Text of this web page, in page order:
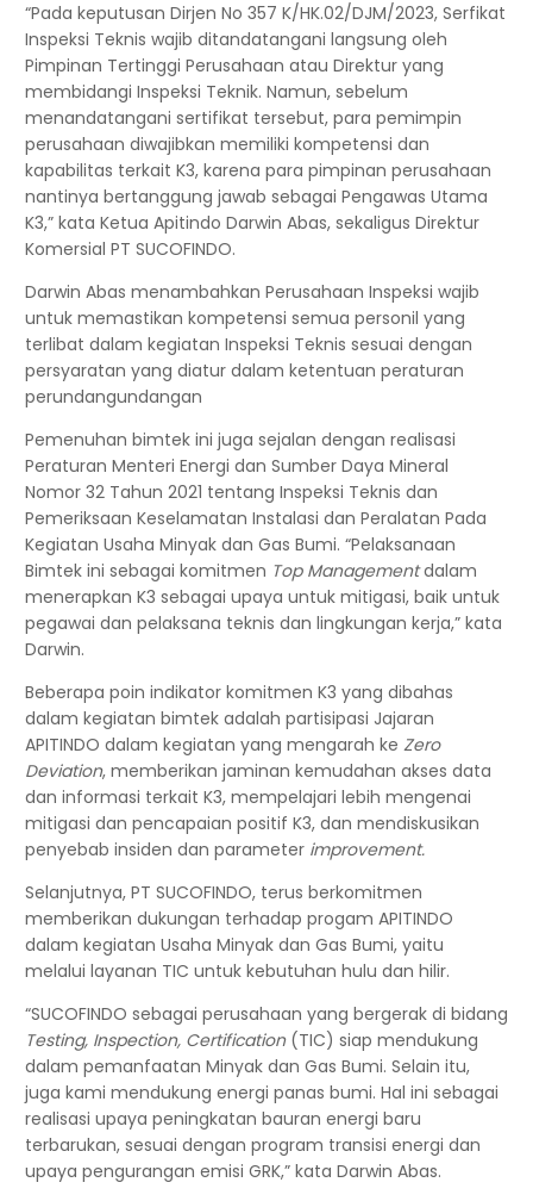
“Pada keputusan Dirjen No 357 K/HK.02/DJM/2023, Serfikat
Inspeksi Teknis wajib ditandatangani langsung oleh
Pimpinan Tertinggi Perusahaan atau Direktur yang
membidangi Inspeksi Teknik. Namun, sebelum
menandatangani sertifikat tersebut, para pemimpin
perusahaan diwajibkan memiliki kompetensi dan
kapabilitas terkait K3, karena para pimpinan perusahaan
nantinya bertanggung jawab sebagai Pengawas Utama
K3,” kata Ketua Apitindo Darwin Abas, sekaligus Direktur
Komersial PT SUCOFINDO.
Darwin Abas menambahkan Perusahaan Inspeksi wajib
untuk memastikan kompetensi semua personil yang
terlibat dalam kegiatan Inspeksi Teknis sesuai dengan
persyaratan yang diatur dalam ketentuan peraturan
perundangundangan
Pemenuhan bimtek ini juga sejalan dengan realisasi
Peraturan Menteri Energi dan Sumber Daya Mineral
Nomor 32 Tahun 2021 tentang Inspeksi Teknis dan
Pemeriksaan Keselamatan Instalasi dan Peralatan Pada
Kegiatan Usaha Minyak dan Gas Bumi. “Pelaksanaan
Bimtek ini sebagai komitmen Top Managementdalam
menerapkan K3 sebagai upaya untuk mitigasi, baik untuk
pegawai dan pelaksana teknis dan lingkungan kerja,” kata
Darwin.
Beberapa poin indikator komitmen K3 yang dibahas
dalam kegiatan bimtek adalah partisipasi Jajaran
APITINDO dalam kegiatan yang mengarah ke Zero
Deviation, memberikan jaminan kemudahan akses data
dan informasi terkait K3, mempelajari lebih mengenai
mitigasi dan pencapaian positif K3, dan mendiskusikan
penyebab insiden dan parameter improvement.
Selanjutnya, PT SUCOFINDO, terus berkomitmen
memberikan dukungan terhadap progam APITINDO
dalam kegiatan Usaha Minyak dan Gas Bumi, yaitu
melalui layanan TIC untuk kebutuhan hulu dan hilir.
“SUCOFINDO sebagai perusahaan yang bergerak di bidang
Testing, Inspection, Certification(TIC) siap mendukung
dalam pemanfaatan Minyak dan Gas Bumi. Selain itu,
juga kami mendukung energi panas bumi. Hal ini sebagai
realisasi upaya peningkatan bauran energi baru
terbarukan, sesuai dengan program transisi energi dan
upaya pengurangan emisi GRK,” kata Darwin Abas.